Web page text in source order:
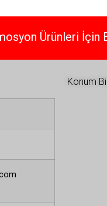
Ürünleri İçin
Konum